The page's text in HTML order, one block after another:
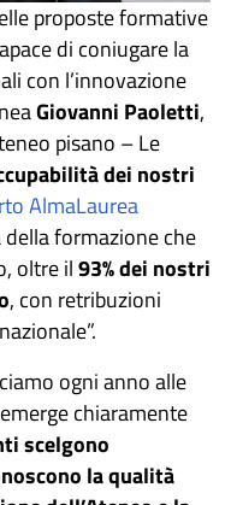
proposte formative
di coniugare la
con l’innovazione
Giovanni Paoletti,
pisano – Le
dei nostri
AlmaLaurea
formazione che
oltre il93% dei nostri
, con retribuzioni
ogni anno alle
chiaramente
scelgono
la qualità